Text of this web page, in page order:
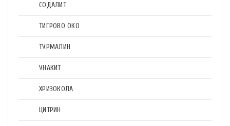
СОДАЛИТ
ТИГРОВО ОКО
ТУРМАЛИН
УНАКИТ
ХРИЗОКОЛА
ЦИТРИН